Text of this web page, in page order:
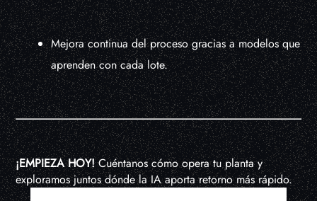
Mejora continua del proceso gracias a modelos que
aprenden con cada lote.
¡EMPIEZA HOY!Cuéntanos cómo opera tu planta y
exploramos juntos dónde la IA aporta retorno más rápido.